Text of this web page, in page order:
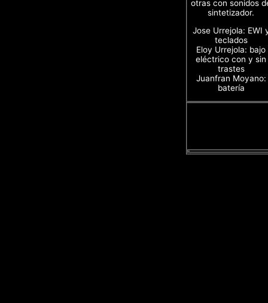
otras con sonidos
sintetizador.
Jose Urrejola: EWI
teclados
Eloy Urrejola: bajo
eléctrico con y sin
trastes
Juanfran Moyano:
batería